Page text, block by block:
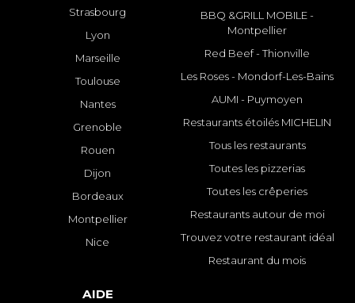
Strasbourg
Lyon
Marseille
Toulouse
Nantes
Grenoble
Rouen
Dijon
Bordeaux
Montpellier
Nice
BBQ &GRILL MOBILE -
Montpellier
Red Beef - Thionville
Les Roses - Mondorf-Les-Bains
AUMI - Puymoyen
Restaurants étoilés MICHELIN
Tous les restaurants
Toutes les pizzerias
Toutes les crêperies
Restaurants autour de moi
Trouvez votre restaurant idéal
Restaurant du mois
AIDE